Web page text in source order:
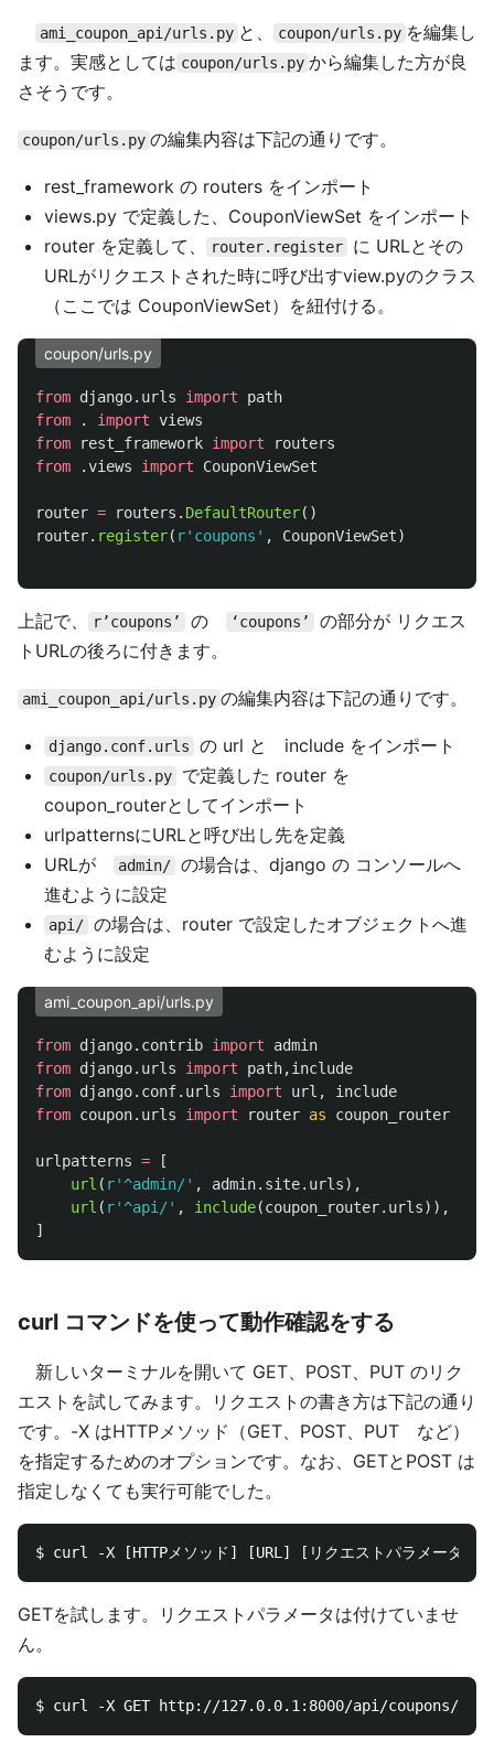
ami_coupon_api/urls.py と、 coupon/urls.py を編集し
ます。実感としては coupon/urls.py から編集した方が良
さそうです。
coupon/urls.py の編集内容は下記の通りです。
rest_framework の routers をインポート
views.py で定義した、CouponViewSet をインポート
router を定義して、
router.register
に URLとその
URLがリクエストされた時に呼び出すview.pyのクラス
（ここでは CouponViewSet）を紐付ける。
coupon/urls.py
from django.urls import
path
from
. import views
from
rest_framework import
routers
from
.views import CouponViewSet
router = routers . DefaultRouter()
router. register( r' coupons ' , CouponViewSet)
上記で、 r’coupons’ の ‘coupons’
の部分が リクエス
トURLの後ろに付きます。
ami_coupon_api/urls.py の編集内容は下記の通りです。
django.conf.urls の url と include をインポート
coupon/urls.py
で定義した router を
coupon_routerとしてインポート
urlpatternsにURLと呼び出し先を定義
URLが
admin/ の場合は、django の コンソールへ
進むように設定
api/ の場合は、router で設定したオブジェクトへ進
むように設定
ami_coupon_api/urls.py
from django.contrib import
admin
from django.urls import path,include
from django.conf.urls import url ,
include
from coupon.urls import router as coupon_router
urlpatterns =
[
url ( r'^admin/' , admin. site. urls),
url ( r'^api/' , include(coupon_router. urls)),
]
curl コマンドを使って動作確認をする
新しいターミナルを開いて GET、POST、PUT のリク
エストを試してみます。リクエストの書き方は下記の通り
です。-X はHTTPメソッド（GET、POST、PUT など）
を指定するためのオプションです。なお、GETとPOST は
指定しなくても実行可能でした。
GETを試します。リクエストパラメータは付けていませ
ん。